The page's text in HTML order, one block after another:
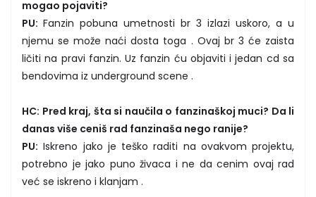
mogao pojaviti?
PU: Fanzin pobuna umetnosti br 3 izlazi uskoro, a u
njemu se može naći dosta toga . Ovaj br 3 će zaista
ličiti na pravi fanzin. Uz fanzin ću objaviti i jedan cd sa
bendovima iz underground scene .
HC: Pred kraj, šta si naučila o fanzinaškoj muci? Da li
danas više ceniš rad fanzinaša nego ranije?
PU: Iskreno jako je teško raditi na ovakvom projektu,
potrebno je jako puno živaca i ne da cenim ovaj rad
već se iskreno i klanjam .